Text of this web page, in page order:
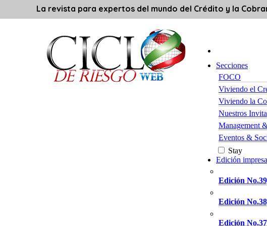
La revista para expertos del mundo del Crédito y la
Secciones
FOCO
Viviendo el
Viviendo la
Nuestros
Management
Eventos &
Stay
Edición impresa
Edición
Edición
Edición